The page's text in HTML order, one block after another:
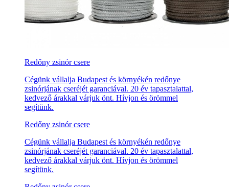
Redőny zsinór csere
Cégünk vállalja Budapest és környékén redőnye
zsinórjának cseréjét garanciával. 20 év tapasztalattal,
kedvező árakkal várjuk önt. Hívjon és örömmel
segítünk.
Redőny zsinór csere
Cégünk vállalja Budapest és környékén redőnye
zsinórjának cseréjét garanciával. 20 év tapasztalattal,
kedvező árakkal várjuk önt. Hívjon és örömmel
segítünk.